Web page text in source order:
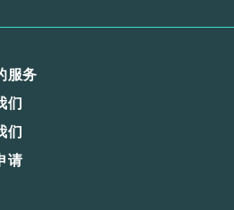
服务
们
们
请